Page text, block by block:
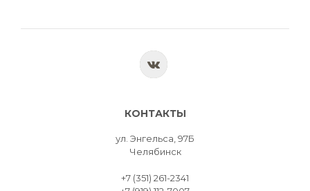
КОНТАКТЫ
ул. Энгельса, 97Б
Челябинск
+7 (351) 261-2341